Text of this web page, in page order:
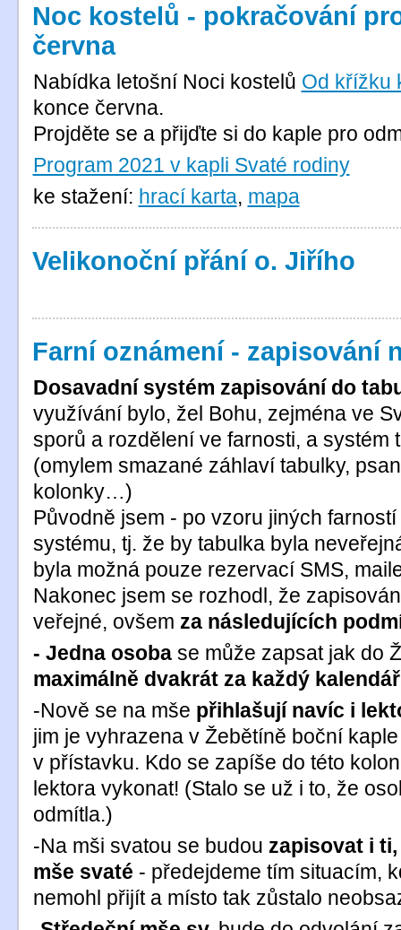
Noc kostelů - pokračování
června
Nabídka letošní Noci kostelů Od křížku
konce června.
Projděte se a přijďte si do kaple pro
Program 2021 v kapli Svaté rodiny
ke stažení: hrací karta, mapa
Velikonoční přání o. Jiřího
Farní oznámení - zapisování
Dosavadnísystém zapisování do
využívání bylo, žel Bohu, zejména ve
sporů a rozdělení ve farnosti, a systém
(omylem smazané záhlaví tabulky,
kolonky…)
Původně jsem - po vzoru jiných
systému, tj. že by tabulka byla
byla možná pouze rezervací SMS,
Nakonec jsem se rozhodl, že
veřejné, ovšem za následujících
- Jedna osoba se může zapsat jak do
maximálně dvakrát za každý
-Nově se na mše přihlašují navíc i
jim je vyhrazena v Žebětíně boční
v přístavku. Kdo se zapíše do této
lektora vykonat! (Stalo se už i to, že
odmítla.)
-Na mši svatou se budou zapisovat i
mše svaté - předejdeme tím situacím,
nemohl přijít a místo tak zůstalo